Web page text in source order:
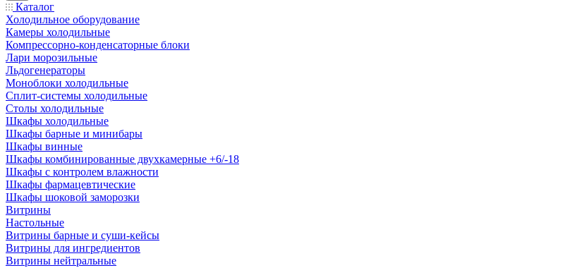
Каталог
Холодильное оборудование
Камеры холодильные
Компрессорно-конденсаторные блоки
Лари морозильные
Льдогенераторы
Моноблоки холодильные
Сплит-системы холодильные
Столы холодильные
Шкафы холодильные
Шкафы барные и минибары
Шкафы винные
Шкафы комбинированные двухкамерные +6/-18
Шкафы с контролем влажности
Шкафы фармацевтические
Шкафы шоковой заморозки
Витрины
Настольные
Витрины барные и суши-кейсы
Витрины для ингредиентов
Витрины нейтральные